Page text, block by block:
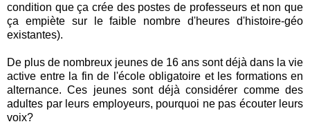
condition que ça crée des postes de professeurs et non que
ça empiète sur le faible nombre d'heures d'histoire-géo
existantes).
De plus de nombreux jeunes de 16 ans sont déjà dans la vie
active entre la fin de l'école obligatoire et les formations en
alternance. Ces jeunes sont déjà considérer comme des
adultes par leurs employeurs, pourquoi ne pas écouter leurs
voix?